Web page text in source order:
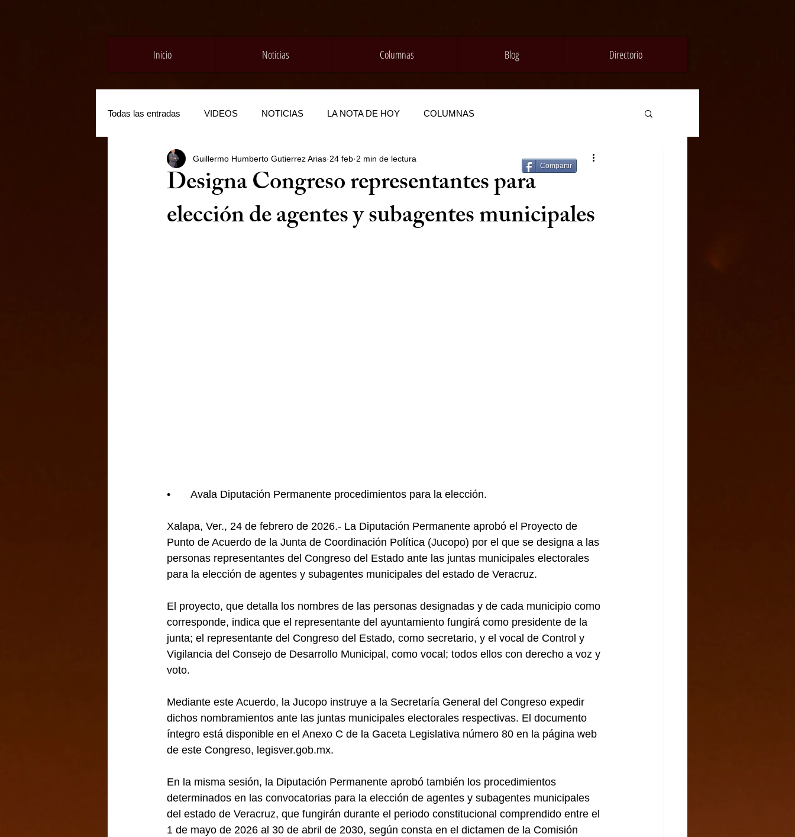
Inicio Noticias Columnas Blog Directorio
Todas las entradas VIDEOS NOTICIAS LA NOTA DE HOY COLUMNAS
Designa Congreso representantes para
elección de agentes y subagentes municipales
Guillermo Humberto Gutierrez Arias 24 feb 2 min de lectura
•	Avala Diputación Permanente procedimientos para la elección.
Xalapa, Ver., 24 de febrero de 2026.- La Diputación Permanente aprobó el Proyecto de
Punto de Acuerdo de la Junta de Coordinación Política (Jucopo) por el que se designa a las
personas representantes del Congreso del Estado ante las juntas municipales electorales
para la elección de agentes y subagentes municipales del estado de Veracruz.
El proyecto, que detalla los nombres de las personas designadas y de cada municipio como
corresponde, indica que el representante del ayuntamiento fungirá como presidente de la
junta; el representante del Congreso del Estado, como secretario, y el vocal de Control y
Vigilancia del Consejo de Desarrollo Municipal, como vocal; todos ellos con derecho a voz y
voto.
Mediante este Acuerdo, la Jucopo instruye a la Secretaría General del Congreso expedir
dichos nombramientos ante las juntas municipales electorales respectivas. El documento
íntegro está disponible en el Anexo C de la Gaceta Legislativa número 80 en la página web
de este Congreso, legisver.gob.mx.
En la misma sesión, la Diputación Permanente aprobó también los procedimientos
determinados en las convocatorias para la elección de agentes y subagentes municipales
del estado de Veracruz, que fungirán durante el periodo constitucional comprendido entre el
1 de mayo de 2026 al 30 de abril de 2030, según consta en el dictamen de la Comisión
Compartir